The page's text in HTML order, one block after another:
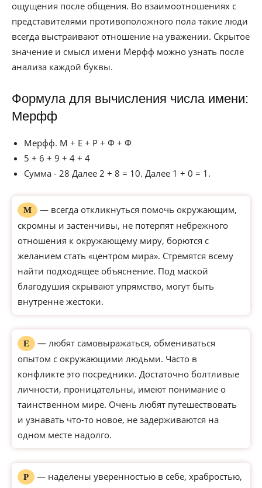
ощущения после общения. Во взаимоотношениях с
представителями противоположного пола такие люди
всегда выстраивают отношение на уважении. Скрытое
значение и смысл имени Мерфф можно узнать после
анализа каждой буквы.
Формула для вычисления числа имени:
Мерфф
Мерфф. М + Е + Р + Ф + Ф
5 + 6 + 9 + 4 + 4
Сумма - 28 Далее 2 + 8 = 10. Далее 1 + 0 = 1.
М
— всегда откликнуться помочь окружающим,
скромны и застенчивы, не потерпят небрежного
отношения к окружающему миру, борются с
желанием стать «центром мира». Стремятся всему
найти подходящее объяснение. Под маской
благодушия скрывают упрямство, могут быть
внутренне жестоки.
Е
— любят самовыражаться, обмениваться
опытом с окружающими людьми. Часто в
конфликте это посредники. Достаточно болтливые
личности, проницательны, имеют понимание о
таинственном мире. Очень любят путешествовать
и узнавать что-то новое, не задерживаются на
одном месте надолго.
Р
— наделены уверенностью в себе, храбростью,